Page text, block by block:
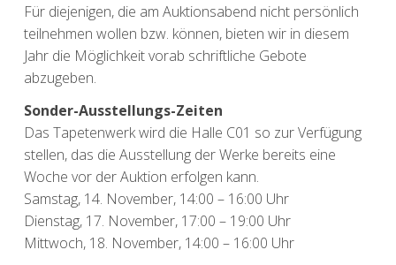
Für diejenigen, die am Auktionsabend nicht persönlich
teilnehmen wollen bzw. können, bieten wir in diesem
Jahr die Möglichkeit vorab schriftliche Gebote
abzugeben.
Sonder-Ausstellungs-Zeiten
Das Tapetenwerk wird die Halle C01 so zur Verfügung
stellen, das die Ausstellung der Werke bereits eine
Woche vor der Auktion erfolgen kann.
Samstag, 14. November, 14:00 – 16:00 Uhr
Dienstag, 17. November, 17:00 – 19:00 Uhr
Mittwoch, 18. November, 14:00 – 16:00 Uhr